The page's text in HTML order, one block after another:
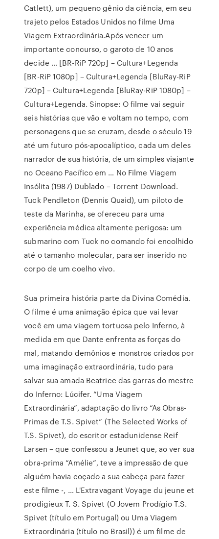
Catlett), um pequeno gênio da ciência, em seu
trajeto pelos Estados Unidos no filme Uma
Viagem Extraordinária.Após vencer um
importante concurso, o garoto de 10 anos
decide … [BR-RiP 720p] – Cultura+Legenda
[BR-RiP 1080p] – Cultura+Legenda [BluRay-RiP
720p] – Cultura+Legenda [BluRay-RiP 1080p] –
Cultura+Legenda. Sinopse: O filme vai seguir
seis histórias que vão e voltam no tempo, com
personagens que se cruzam, desde o século 19
até um futuro pós-apocalíptico, cada um deles
narrador de sua história, de um simples viajante
no Oceano Pacífico em … No Filme Viagem
Insólita (1987) Dublado – Torrent Download.
Tuck Pendleton (Dennis Quaid), um piloto de
teste da Marinha, se ofereceu para uma
experiência médica altamente perigosa: um
submarino com Tuck no comando foi encolhido
até o tamanho molecular, para ser inserido no
corpo de um coelho vivo.
Sua primeira história parte da Divina Comédia.
O filme é uma animação épica que vai levar
você em uma viagem tortuosa pelo Inferno, à
medida em que Dante enfrenta as forças do
mal, matando demônios e monstros criados por
uma imaginação extraordinária, tudo para
salvar sua amada Beatrice das garras do mestre
do Inferno: Lúcifer. “Uma Viagem
Extraordinária”, adaptação do livro “As Obras-
Primas de T.S. Spivet” (The Selected Works of
T.S. Spivet), do escritor estadunidense Reif
Larsen – que confessou a Jeunet que, ao ver sua
obra-prima “Amélie”, teve a impressão de que
alguém havia coçado a sua cabeça para fazer
este filme -, … L'Extravagant Voyage du jeune et
prodigieux T. S. Spivet (O Jovem Prodígio T.S.
Spivet (título em Portugal) ou Uma Viagem
Extraordinária (título no Brasil)) é um filme de